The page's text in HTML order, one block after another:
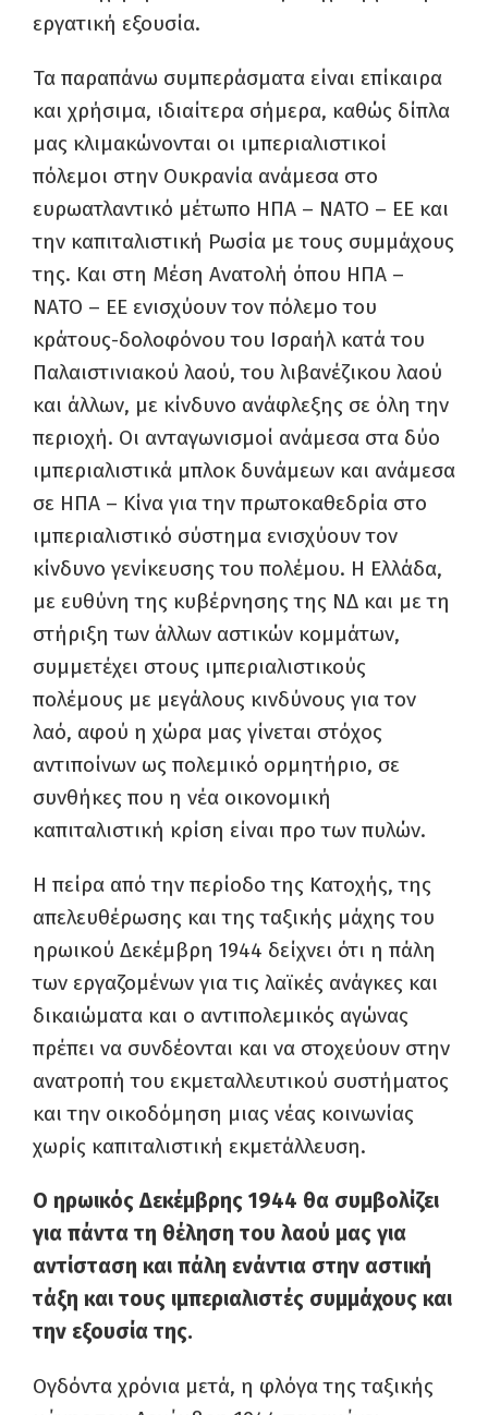
εργατική εξουσία.
Τα παραπάνω συμπεράσματα είναι επίκαιρα
και χρήσιμα, ιδιαίτερα σήμερα, καθώς δίπλα
μας κλιμακώνονται οι ιμπεριαλιστικοί
πόλεμοι στην Ουκρανία ανάμεσα στο
ευρωατλαντικό μέτωπο ΗΠΑ – ΝΑΤΟ – ΕΕ και
την καπιταλιστική Ρωσία με τους συμμάχους
της. Και στη Μέση Ανατολή όπου ΗΠΑ –
ΝΑΤΟ – ΕΕ ενισχύουν τον πόλεμο του
κράτους-δολοφόνου του Ισραήλ κατά του
Παλαιστινιακού λαού, του λιβανέζικου λαού
και άλλων, με κίνδυνο ανάφλεξης σε όλη την
περιοχή. Οι ανταγωνισμοί ανάμεσα στα δύο
ιμπεριαλιστικά μπλοκ δυνάμεων και ανάμεσα
σε ΗΠΑ – Κίνα για την πρωτοκαθεδρία στο
ιμπεριαλιστικό σύστημα ενισχύουν τον
κίνδυνο γενίκευσης του πολέμου. Η Ελλάδα,
με ευθύνη της κυβέρνησης της ΝΔ και με τη
στήριξη των άλλων αστικών κομμάτων,
συμμετέχει στους ιμπεριαλιστικούς
πολέμους με μεγάλους κινδύνους για τον
λαό, αφού η χώρα μας γίνεται στόχος
αντιποίνων ως πολεμικό ορμητήριο, σε
συνθήκες που η νέα οικονομική
καπιταλιστική κρίση είναι προ των πυλών.
Η πείρα από την περίοδο της Κατοχής, της
απελευθέρωσης και της ταξικής μάχης του
ηρωικού Δεκέμβρη 1944 δείχνει ότι η πάλη
των εργαζομένων για τις λαϊκές ανάγκες και
δικαιώματα και ο αντιπολεμικός αγώνας
πρέπει να συνδέονται και να στοχεύουν στην
ανατροπή του εκμεταλλευτικού συστήματος
και την οικοδόμηση μιας νέας κοινωνίας
χωρίς καπιταλιστική εκμετάλλευση.
Ο ηρωικός Δεκέμβρης 1944 θα συμβολίζει
για πάντα τη θέληση του λαού μας για
αντίσταση και πάλη ενάντια στην αστική
τάξη και τους ιμπεριαλιστές συμμάχους και
την εξουσία της.
Ογδόντα χρόνια μετά, η φλόγα της ταξικής